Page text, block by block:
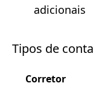
adicionais
Tipos de conta
Corretor